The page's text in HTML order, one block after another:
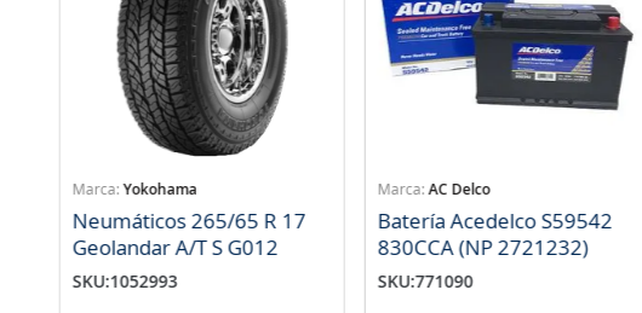
Yokohama
Neumáticos 265/65 R 17
Geolandar A/T S G012
SKU:1052993
AC Delco
Batería Acedelco S59542
830CCA (NP 2721232)
SKU:771090